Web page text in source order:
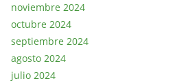
noviembre 2024
octubre 2024
septiembre 2024
agosto 2024
julio 2024